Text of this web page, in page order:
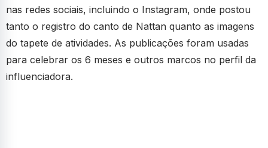
nas redes sociais, incluindo o Instagram, onde postou
tanto o registro do canto de Nattan quanto as imagens
do tapete de atividades. As publicações foram usadas
para celebrar os 6 meses e outros marcos no perfil da
influenciadora.